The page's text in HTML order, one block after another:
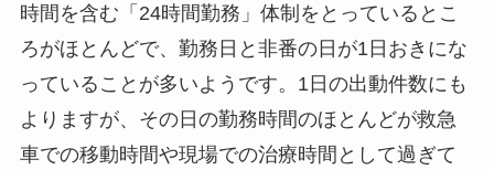
時間を含む「24時間勤務」体制をとっているとこ
ろがほとんどで、勤務日と非番の日が1日おきにな
っていることが多いようです。1日の出動件数にも
よりますが、その日の勤務時間のほとんどが救急
車での移動時間や現場での治療時間として過ぎて